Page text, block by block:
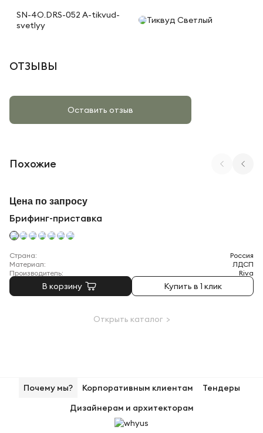
SN-4O.DRS-052 A-tikvud-
svetlyy
Тиквуд Светлый
ОТЗЫВЫ
Оставить отзыв
Похожие
Брифинг-приставка
Цена по запросу
В корзину Купить в 1 клик
Страна:
Россия
Материал:
ЛДСП
Производитель:
Riva
Открыть каталог >
Почему мы? Корпоративным клиентам
Тендеры
Дизайнерам и архитекторам